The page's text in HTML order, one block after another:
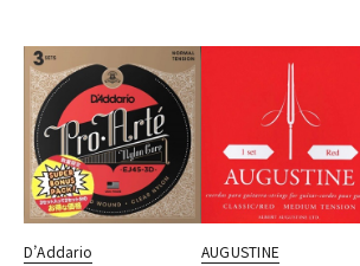
D’Addario AUGUSTINE